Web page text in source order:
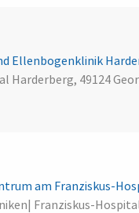
Ellenbogenklinik
Harderberg, 49124
am Franziskus-
Franziskus-